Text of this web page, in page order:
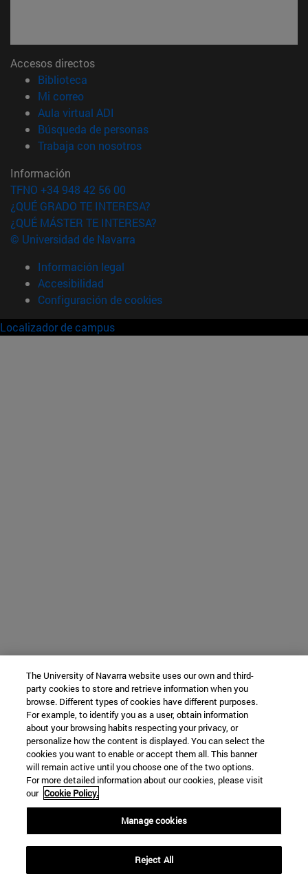
Accesos directos
Biblioteca
Mi correo(abre en nueva ventana)
Aula virtual ADI
Búsqueda de personas(abre en nueva ventana)
Trabaja con nosotros(abre en nueva ventana)
Información
TFNO +34 948 42 56 00
¿QUÉ GRADO TE INTERESA?
¿QUÉ MÁSTER TE INTERESA?
© Universidad de Navarra
Información legal
Accesibilidad
Configuración de cookies
Localizador de campus
The University of Navarra website uses our own and third-
party cookies to store and retrieve information when you
browse. Different types of cookies have different purposes.
For example, to identify you as a user, obtain information
about your browsing habits respecting your privacy, or
personalize how the content is displayed. You can select the
cookies you want to enable or accept them all. This banner
will remain active until you choose one of the two options.
For more detailed information about our cookies, please visit
our Cookie Policy.
Manage cookies
Reject All